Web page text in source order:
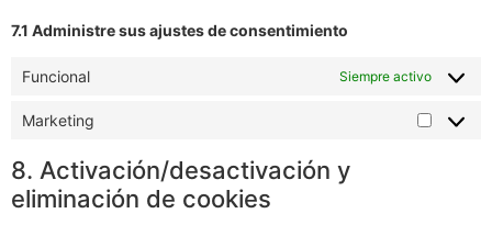
7.1 Administre sus ajustes de consentimiento
Funcional Siempre activo
Marketing
8. Activación/desactivación y
eliminación de cookies